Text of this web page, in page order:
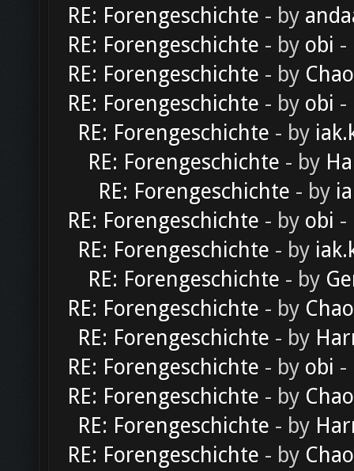
RE: Forengeschichte - by
RE: Forengeschichte - by obi -
RE: Forengeschichte - by
RE: Forengeschichte - by obi -
RE: Forengeschichte - by
RE: Forengeschichte - by
RE: Forengeschichte - by
RE: Forengeschichte - by obi -
RE: Forengeschichte - by
RE: Forengeschichte - by
RE: Forengeschichte - by
RE: Forengeschichte - by
RE: Forengeschichte - by obi -
RE: Forengeschichte - by
RE: Forengeschichte - by
RE: Forengeschichte - by